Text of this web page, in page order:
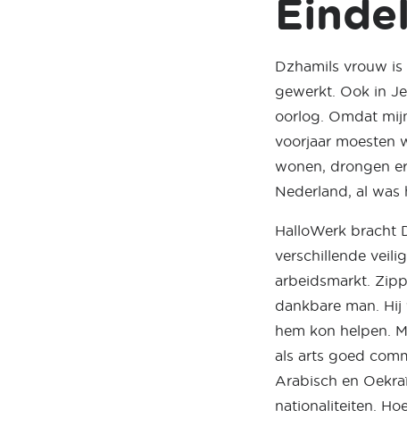
Dzhamils vrouw
gewerkt. Ook in
oorlog. Omdat
voorjaar moesten
wonen, drongen
Nederland, al
HalloWerk bracht
verschillende
arbeidsmarkt.
dankbare man.
hem kon helpen.
als arts goed
Arabisch en
nationaliteiten.